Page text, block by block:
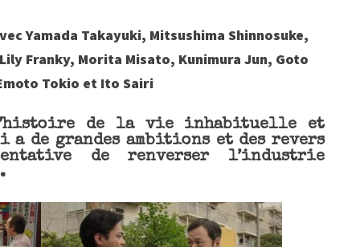
Yamada Takayuki, Mitsushima Shinnosuke,
Franky, Morita Misato, Kunimura Jun, Goto
Tokio et Ito Sairi
de la vie inhabituelle et
a de grandes ambitions et des revers
de renverser l’industrie